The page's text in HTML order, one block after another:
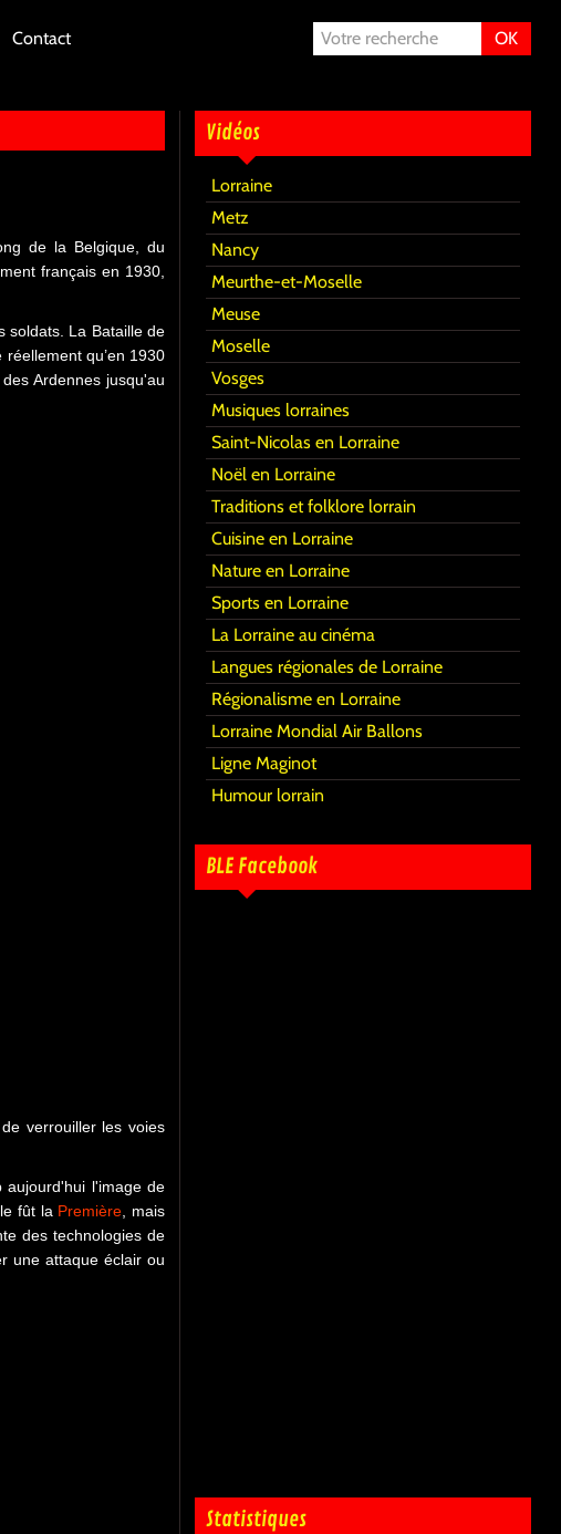
OK
Contact
de la Belgique, du
français en 1930,
soldats. La Bataille de
qu’en 1930
Ardennes jusqu'au
verrouiller les voies
aujourd'hui l'image de
fût la Première , mais
des technologies de
une attaque éclair ou
Vidéos
Lorraine
Metz
Nancy
Meurthe-et-Moselle
Meuse
Moselle
Vosges
Musiques lorraines
Saint-Nicolas en Lorraine
Noël en Lorraine
Traditions et folklore lorrain
Cuisine en Lorraine
Nature en Lorraine
Sports en Lorraine
La Lorraine au cinéma
Langues régionales de Lorraine
Régionalisme en Lorraine
Lorraine Mondial Air Ballons
Ligne Maginot
Humour lorrain
BLE Facebook
Statistiques